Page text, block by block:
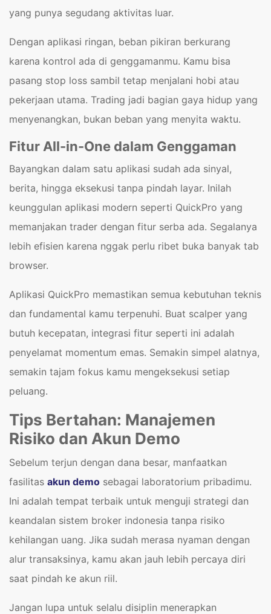
yang punya segudang aktivitas luar.
Dengan aplikasi ringan, beban pikiran berkurang
karena kontrol ada di genggamanmu. Kamu bisa
pasang stop loss sambil tetap menjalani hobi atau
pekerjaan utama. Trading jadi bagian gaya hidup yang
menyenangkan, bukan beban yang menyita waktu.
Fitur All-in-One dalam Genggaman
Bayangkan dalam satu aplikasi sudah ada sinyal,
berita, hingga eksekusi tanpa pindah layar. Inilah
keunggulan aplikasi modern seperti QuickPro yang
memanjakan trader dengan fitur serba ada. Segalanya
lebih efisien karena nggak perlu ribet buka banyak tab
browser.
Aplikasi QuickPro memastikan semua kebutuhan teknis
dan fundamental kamu terpenuhi. Buat scalper yang
butuh kecepatan, integrasi fitur seperti ini adalah
penyelamat momentum emas. Semakin simpel alatnya,
semakin tajam fokus kamu mengeksekusi setiap
peluang.
Tips Bertahan: Manajemen
Risiko dan Akun Demo
Sebelum terjun dengan dana besar, manfaatkan
fasilitas akun demo sebagai laboratorium pribadimu.
Ini adalah tempat terbaik untuk menguji strategi dan
keandalan sistem broker indonesia tanpa risiko
kehilangan uang. Jika sudah merasa nyaman dengan
alur transaksinya, kamu akan jauh lebih percaya diri
saat pindah ke akun riil.
Jangan lupa untuk selalu disiplin menerapkan